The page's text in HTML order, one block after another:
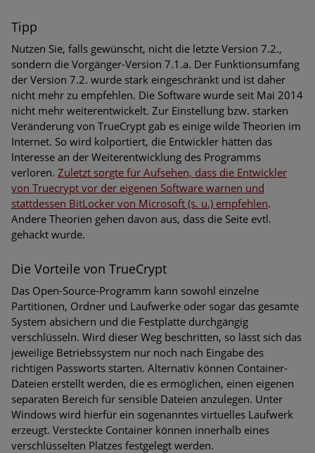
Tipp
Nutzen Sie, falls gewünscht, nicht die letzte Version 7.2.,
sondern die Vorgänger-Version 7.1.a. Der Funktionsumfang
der Version 7.2. wurde stark eingeschränkt und ist daher
nicht mehr zu empfehlen. Die Software wurde seit Mai 2014
nicht mehr weiterentwickelt. Zur Einstellung bzw. starken
Veränderung von TrueCrypt gab es einige wilde Theorien im
Internet. So wird kolportiert, die Entwickler hätten das
Interesse an der Weiterentwicklung des Programms
verloren. Zuletzt sorgte für Aufsehen, dass die Entwickler
von Truecrypt vor der eigenen Software warnen und
stattdessen BitLocker von Microsoft (s. u.) empfehlen.
Andere Theorien gehen davon aus, dass die Seite evtl.
gehackt wurde.
Die Vorteile von TrueCrypt
Das Open-Source-Programm kann sowohl einzelne
Partitionen, Ordner und Laufwerke oder sogar das gesamte
System absichern und die Festplatte durchgängig
verschlüsseln. Wird dieser Weg beschritten, so lässt sich das
jeweilige Betriebssystem nur noch nach Eingabe des
richtigen Passworts starten. Alternativ können Container-
Dateien erstellt werden, die es ermöglichen, einen eigenen
separaten Bereich für sensible Dateien anzulegen. Unter
Windows wird hierfür ein sogenanntes virtuelles Laufwerk
erzeugt. Versteckte Container können innerhalb eines
verschlüsselten Platzes festgelegt werden.